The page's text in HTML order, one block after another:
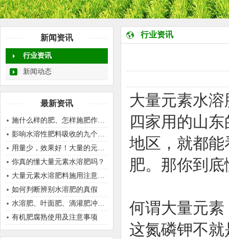
新闻资讯
行业资讯
新闻动态
最新资讯
施什么样的肥、怎样施肥作物才能生长的好呢？
影响水溶性肥料吸收的九个因素
用量少，效果好！大量的元素肥，原来使用是正确的！
你真的懂大量元素水溶肥吗？
大量元素水溶肥料施用注意事项
如何判断辨别水溶肥的真假
水溶肥、叶面肥、滴灌肥冲施肥之间有什么区别
有机肥腐熟使用及注意事项
行业资讯
大量元素水
四家用的山
地区，就都
肥。那你到
何谓大量元
这氮磷钾不